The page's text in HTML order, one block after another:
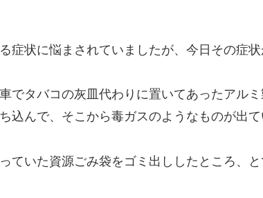
症状に悩まされていましたが、今日その症
でタバコの灰皿代わりに置いてあったアル
込んで、そこから毒ガスのようなものが出
ていた資源ごみ袋をゴミ出ししたところ、